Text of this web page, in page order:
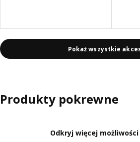
Pokaż wszystkie
Produkty pokrewne
Odkryj więcej